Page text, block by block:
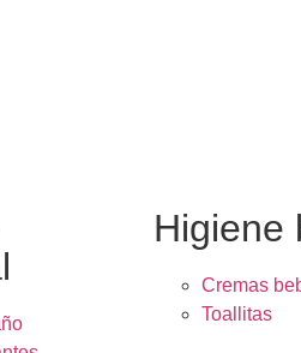
Higiene
Cremas
Toallitas